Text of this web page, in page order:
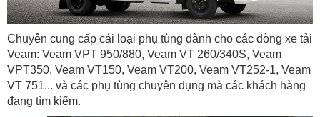
Chuyên cung cấp cái loại phụ tùng dành cho các dòng xe tải
Veam: Veam VPT 950/880, Veam VT 260/340S, Veam
VPT350, Veam VT150, Veam VT200, Veam VT252-1, Veam
VT 751... và các phụ tùng chuyên dụng mà các khách hàng
đang tìm kiếm.